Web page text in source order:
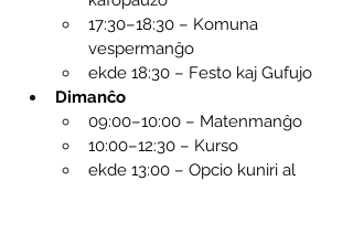
17:30–18:30 – Komuna
vespermanĝo
ekde 18:30 – Festo kaj Gufujo
Dimanĉo
09:00–10:00 – Matenmanĝo
10:00–12:30 – Kurso
ekde 13:00 – Opcio kuniri al